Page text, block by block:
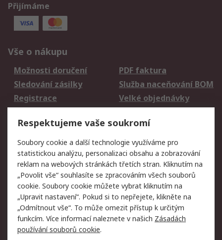
Přijímáme
Vše o nákupu
Možnosti doručení
PDF faktura
Sledování zásilky
Služba naceňování BOM
Registrace
Velké objednávky
Právní
Autorská práva
Obchodní podmínky
společnosti RS
Prohlášení o ochraně
údajů
Zabezpečení
elektronické pošty
Zásady pro soubory
cookie
Zásady ochrany
osobních údajů
Respektujeme vaše soukromí
Soubory cookie a další technologie využíváme pro
statistickou analýzu, personalizaci obsahu a zobrazování
reklam na webových stránkách třetích stran. Kliknutím na
„Povolit vše“ souhlasíte se zpracováním všech souborů
cookie. Soubory cookie můžete vybrat kliknutím na
„Upravit nastavení“. Pokud si to nepřejete, klikněte na
„Odmítnout vše“. To může omezit přístup k určitým
funkcím. Více informací naleznete v našich Zásadách
používání souborů cookie.